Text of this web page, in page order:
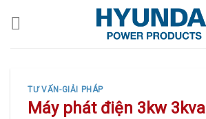
content
TƯ VẤN-GIẢI PHÁP
Máy phát điện 3kw 3kva